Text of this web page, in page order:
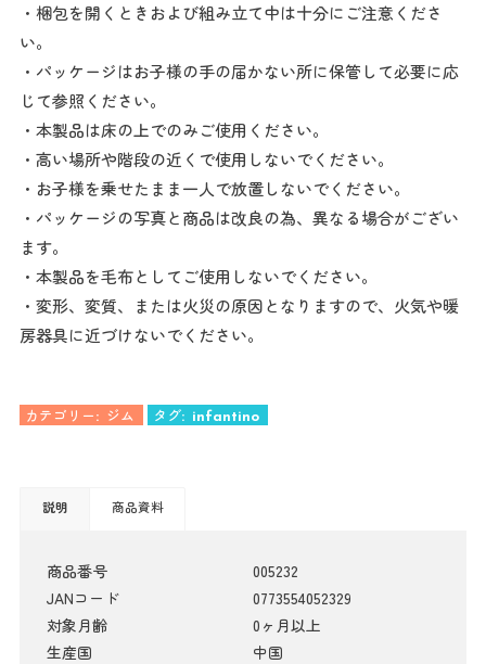
・梱包を開くときおよび組み立て中は十分にご注意くださ
い。
・パッケージはお子様の手の届かない所に保管して必要に応
じて参照ください。
・本製品は床の上でのみご使用ください。
・高い場所や階段の近くで使用しないでください。
・お子様を乗せたまま一人で放置しないでください。
・パッケージの写真と商品は改良の為、異なる場合がござい
ます。
・本製品を毛布としてご使用しないでください。
・変形、変質、または火災の原因となりますので、火気や暖
房器具に近づけないでください。
カテゴリー: ジム タグ: infantino
説明 商品資料
商品番号
005232
JANコード
0773554052329
対象月齢
0ヶ月以上
生産国
中国